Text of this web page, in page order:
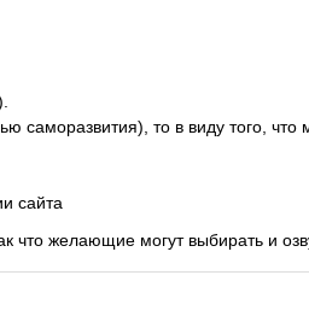
саморазвития), то в виду того,
сайта
что желающие могут выбирать и